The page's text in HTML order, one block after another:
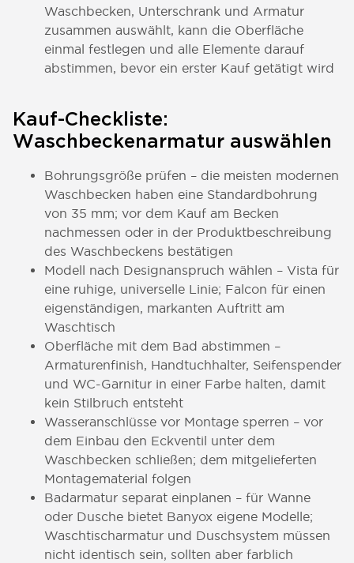
Waschbecken, Unterschrank und Armatur
zusammen auswählt, kann die Oberfläche
einmal festlegen und alle Elemente darauf
abstimmen, bevor ein erster Kauf getätigt wird
Kauf-Checkliste:
Waschbeckenarmatur auswählen
Bohrungsgröße prüfen – die meisten modernen
Waschbecken haben eine Standardbohrung
von 35 mm; vor dem Kauf am Becken
nachmessen oder in der Produktbeschreibung
des Waschbeckens bestätigen
Modell nach Designanspruch wählen – Vista für
eine ruhige, universelle Linie; Falcon für einen
eigenständigen, markanten Auftritt am
Waschtisch
Oberfläche mit dem Bad abstimmen –
Armaturenfinish, Handtuchhalter, Seifenspender
und WC-Garnitur in einer Farbe halten, damit
kein Stilbruch entsteht
Wasseranschlüsse vor Montage sperren – vor
dem Einbau den Eckventil unter dem
Waschbecken schließen; dem mitgelieferten
Montagematerial folgen
Badarmatur separat einplanen – für Wanne
oder Dusche bietet Banyox eigene Modelle;
Waschtischarmatur und Duschsystem müssen
nicht identisch sein, sollten aber farblich